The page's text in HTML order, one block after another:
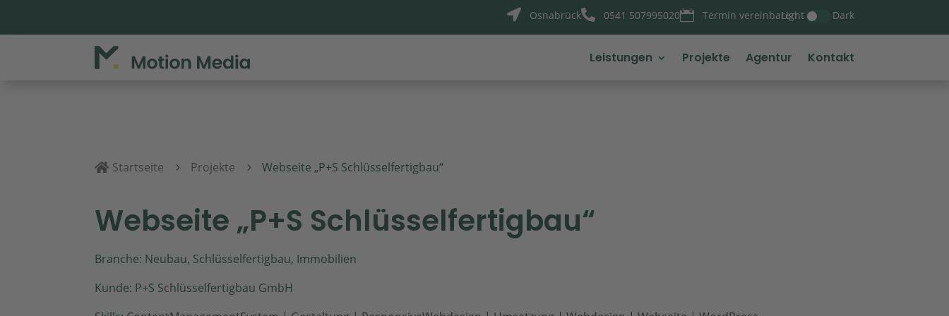
 Osnabrück 0541 507995020 Termin vereinbaren
Light Dark
Leistungen Projekte Agentur Kontakt
 Startseite 5 Projekte 5 Webseite „P+S Schlüsselfertigbau“
Webseite „P+S Schlüsselfertigbau“
Branche: Neubau, Schlüsselfertigbau, Immobilien
Kunde: P+S Schlüsselfertigbau GmbH